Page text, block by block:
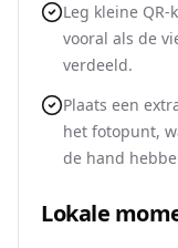
Leg kleine
vooral als de
verdeeld.
Plaats een
het fotopunt,
de hand
Lokale